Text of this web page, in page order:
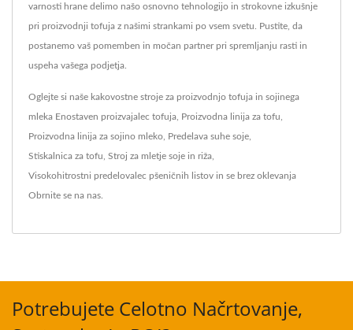
varnosti hrane delimo našo osnovno tehnologijo in strokovne izkušnje
pri proizvodnji tofuja z našimi strankami po vsem svetu. Pustite, da
postanemo vaš pomemben in močan partner pri spremljanju rasti in
uspeha vašega podjetja.
Oglejte si naše kakovostne stroje za proizvodnjo tofuja in sojinega
mleka Enostaven proizvajalec tofuja Proizvodna linija za tofu
Proizvodna linija za sojino mleko Predelava suhe soje
Stiskalnica za tofu Stroj za mletje soje in riža
Visokohitrostni predelovalec pšeničnih listov in se brez oklevanja
Obrnite se na nas
Potrebujete Celotno Načrtovanje,